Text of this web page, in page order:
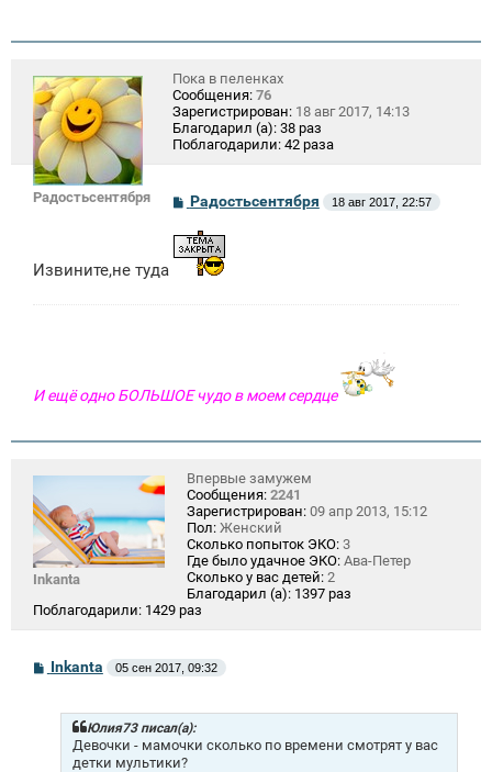
Радостьсентября
Пока в пеленках
Сообщения: 76
Зарегистрирован: 18 авг 2017, 14:13
Благодарил (а): 38 раз
Поблагодарили: 42 раза
С
о
б
щ
Радостьсентября 18 авг 2017, 22:57
Извините,не туда
И ещё одно БОЛЬШОЕ чудо в моем сердце
Inkanta
Впервые замужем
Сообщения: 2241
Зарегистрирован: 09 апр 2013, 15:12
Пол: Женский
Сколько попыток ЭКО: 3
Где было удачное ЭКО: Ава-Петер
Сколько у вас детей: 2
Благодарил (а): 1397 раз
Поблагодарили: 1429 раз
СInkanta 05 сен 2017, 09:32
Юлия73 писал(а):
Девочки - мамочки сколько по времени смотрят у вас
детки мультики?